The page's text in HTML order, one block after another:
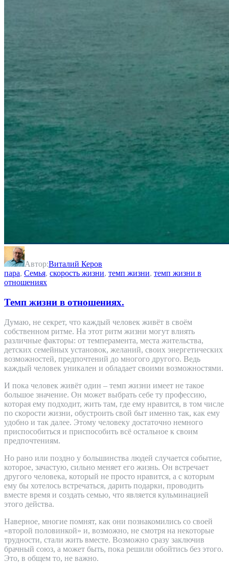
Автор:Виталий Керов
пара, Семья, скорость жизни, темп жизни, темп жизни в
отношениях
Темп жизни в отношениях.
Думаю, не секрет, что каждый человек живёт в своём
собственном ритме. На этот ритм жизни могут влиять
различные факторы: от темперамента, места жительства,
детских семейных установок, желаний, своих энергетических
возможностей, предпочтений до многого другого. Ведь
каждый человек уникален и обладает своими возможностями.
И пока человек живёт один – темп жизни имеет не такое
большое значение. Он может выбрать себе ту профессию,
которая ему подходит, жить там, где ему нравится, в том числе
по скорости жизни, обустроить свой быт именно так, как ему
удобно и так далее. Этому человеку достаточно немного
приспособиться и приспособить всё остальное к своим
предпочтениям.
Но рано или поздно у большинства людей случается событие,
которое, зачастую, сильно меняет его жизнь. Он встречает
другого человека, который не просто нравится, а с которым
ему бы хотелось встречаться, дарить подарки, проводить
вместе время и создать семью, что является кульминацией
этого действа.
Наверное, многие помнят, как они познакомились со своей
«второй половинкой» и, возможно, не смотря на некоторые
трудности, стали жить вместе. Возможно сразу заключив
брачный союз, а может быть, пока решили обойтись без этого.
Это, в общем то, не важно.